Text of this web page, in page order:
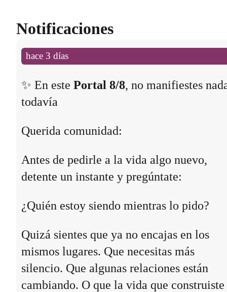
Notificaciones
hace 3 días
✨ En este Portal 8/8, no manifiestes
todavía
Querida comunidad:
Antes de pedirle a la vida algo nuevo,
detente un instante y pregúntate:
¿Quién estoy siendo mientras lo pido?
Quizá sientes que ya no encajas en los
mismos lugares. Que necesitas más
silencio. Que algunas relaciones están
cambiando. O que la vida que construiste